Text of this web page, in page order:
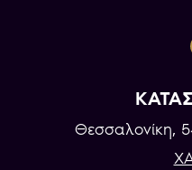
Θεσσαλονίκη,